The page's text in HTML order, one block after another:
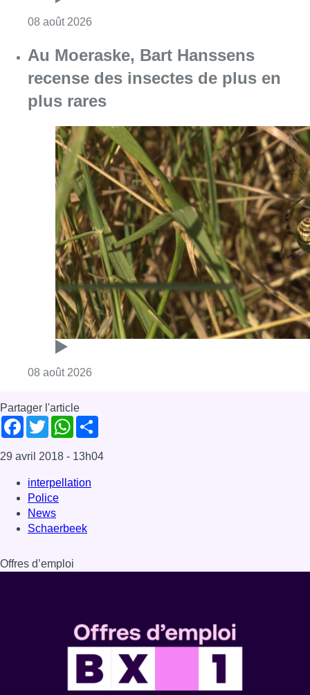
08 août 2026
Au Moeraske, Bart Hanssens
recense des insectes de plus en
plus rares
08 août 2026
Partager l'article
Facebook
TwitterWhatsApp
29 avril 2018 - 13h04
interpellation
Police
News
Schaerbeek
Offres d’emploi